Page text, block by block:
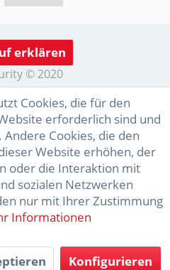
erklären
© 2020
Cookies, die für den
erforderlich sind und
Cookies, die den
Website erhöhen, der
oder die Interaktion mit
sozialen Netzwerken
nur mit Ihrer Zustimmung
Informationen
Konfigurieren